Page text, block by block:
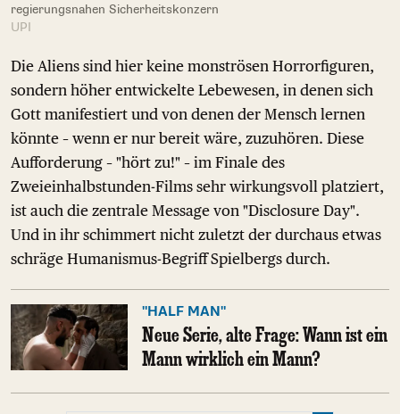
regierungsnahen Sicherheitskonzern
UPI
Die Aliens sind hier keine monströsen Horrorfiguren,
sondern höher entwickelte Lebewesen, in denen sich
Gott manifestiert und von denen der Mensch lernen
könnte – wenn er nur bereit wäre, zuzuhören. Diese
Aufforderung – "hört zu!" – im Finale des
Zweieinhalbstunden-Films sehr wirkungsvoll platziert,
ist auch die zentrale Message von "Disclosure Day".
Und in ihr schimmert nicht zuletzt der durchaus etwas
schräge Humanismus-Begriff Spielbergs durch.
"HALF MAN"
Neue Serie, alte Frage: Wann ist ein
Mann wirklich ein Mann?